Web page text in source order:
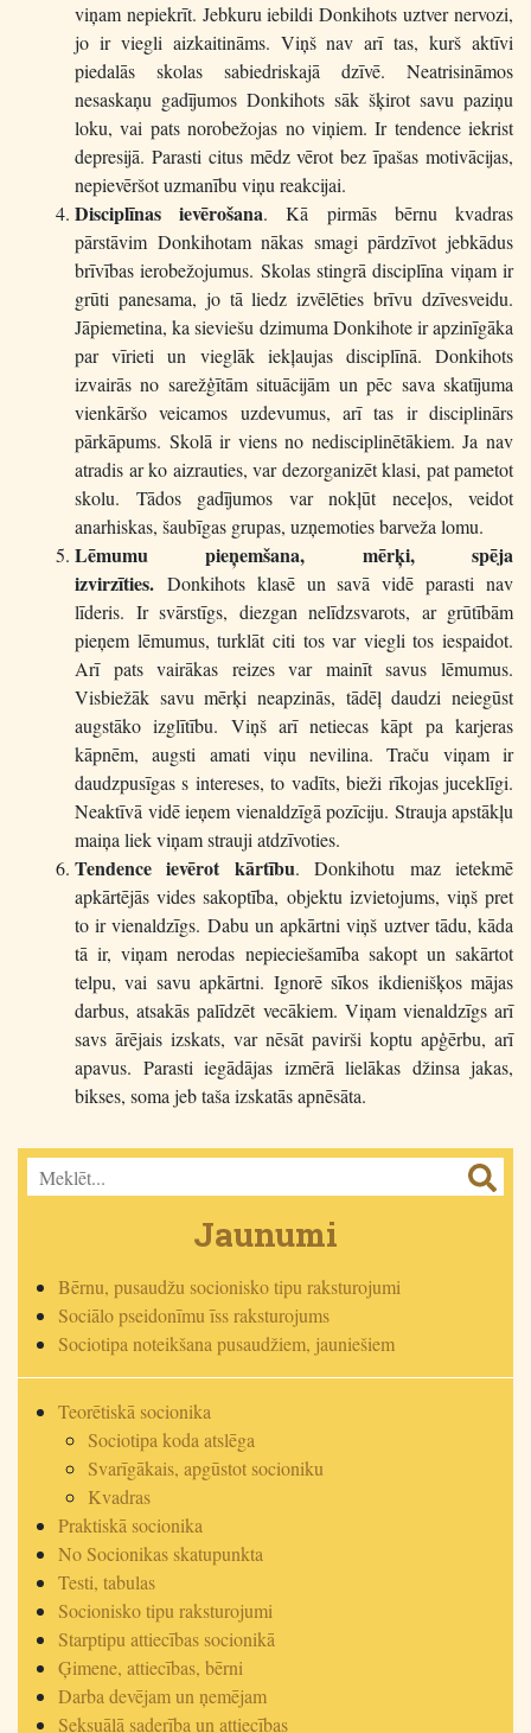
viņam nepiekrīt. Jebkuru iebildi Donkihots uztver nervozi,
jo ir viegli aizkaitināms. Viņš nav arī tas, kurš aktīvi
piedalās skolas sabiedriskajā dzīvē. Neatrisināmos
nesaskaņu gadījumos Donkihots sāk šķirot savu paziņu
loku, vai pats norobežojas no viņiem. Ir tendence iekrist
depresijā. Parasti citus mēdz vērot bez īpašas motivācijas,
nepievēršot uzmanību viņu reakcijai.
Disciplīnas ievērošana. Kā pirmās bērnu kvadras
pārstāvim Donkihotam nākas smagi pārdzīvot jebkādus
brīvības ierobežojumus. Skolas stingrā disciplīna viņam ir
grūti panesama, jo tā liedz izvēlēties brīvu dzīvesveidu.
Jāpiemetina, ka sieviešu dzimuma Donkihote ir apzinīgāka
par vīrieti un vieglāk iekļaujas disciplīnā. Donkihots
izvairās no sarežģītām situācijām un pēc sava skatījuma
vienkāršo veicamos uzdevumus, arī tas ir disciplinārs
pārkāpums. Skolā ir viens no nedisciplinētākiem. Ja nav
atradis ar ko aizrauties, var dezorganizēt klasi, pat pametot
skolu. Tādos gadījumos var nokļūt neceļos, veidot
anarhiskas, šaubīgas grupas, uzņemoties barveža lomu.
Lēmumu pieņemšana, mērķi, spēja
izvirzīties. Donkihots klasē un savā vidē parasti nav
līderis. Ir svārstīgs, diezgan nelīdzsvarots, ar grūtībām
pieņem lēmumus, turklāt citi tos var viegli tos iespaidot.
Arī pats vairākas reizes var mainīt savus lēmumus.
Visbiežāk savu mērķi neapzinās, tādēļ daudzi neiegūst
augstāko izglītību. Viņš arī netiecas kāpt pa karjeras
kāpnēm, augsti amati viņu nevilina. Traču viņam ir
daudzpusīgas s intereses, to vadīts, bieži rīkojas juceklīgi.
Neaktīvā vidē ieņem vienaldzīgā pozīciju. Strauja apstākļu
maiņa liek viņam strauji atdzīvoties.
Tendence ievērot kārtību. Donkihotu maz ietekmē
apkārtējās vides sakoptība, objektu izvietojums, viņš pret
to ir vienaldzīgs. Dabu un apkārtni viņš uztver tādu, kāda
tā ir, viņam nerodas nepieciešamība sakopt un sakārtot
telpu, vai savu apkārtni. Ignorē sīkos ikdienišķos mājas
darbus, atsakās palīdzēt vecākiem. Viņam vienaldzīgs arī
savs ārējais izskats, var nēsāt pavirši koptu apģērbu, arī
apavus. Parasti iegādājas izmērā lielākas džinsa jakas,
bikses, soma jeb taša izskatās apnēsāta.
Jaunumi
Bērnu, pusaudžu socionisko tipu raksturojumi
Sociālo pseidonīmu īss raksturojums
Sociotipa noteikšana pusaudžiem, jauniešiem
Teorētiskā socionika
Sociotipa koda atslēga
Svarīgākais, apgūstot socioniku
Kvadras
Praktiskā socionika
No Socionikas skatupunkta
Testi, tabulas
Socionisko tipu raksturojumi
Starptipu attiecības socionikā
Ģimene, attiecības, bērni
Darba devējam un ņemējam
Seksuālā saderība un attiecības